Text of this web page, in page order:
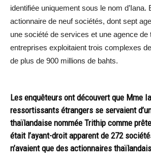
identifiée uniquement sous le nom d’Iana.
actionnaire de neuf sociétés, dont sept
une société de services et une agence de
entreprises exploitaient trois complexes
de plus de 900 millions de bahts.
Les enquêteurs ont découvert que Mme
ressortissants étrangers se servaient
thaïlandaise nommée Trithip comme
était l’ayant-droit apparent de 272
n’avaient que des actionnaires